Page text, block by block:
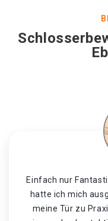
Einfach nur
hatte ich mich
meine Tür zu